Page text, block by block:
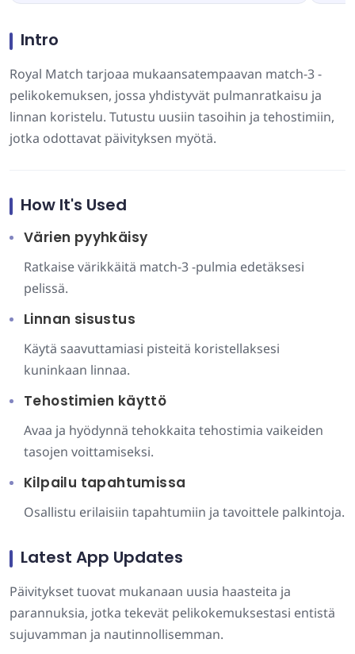
Intro
Royal Match tarjoaa mukaansatempaavan match-3 -
pelikokemuksen, jossa yhdistyvät pulmanratkaisu ja
linnan koristelu. Tutustu uusiin tasoihin ja tehostimiin,
jotka odottavat päivityksen myötä.
How It's Used
Värien pyyhkäisy
Ratkaise värikkäitä match-3 -pulmia edetäksesi
pelissä.
Linnan sisustus
Käytä saavuttamiasi pisteitä koristellaksesi
kuninkaan linnaa.
Tehostimien käyttö
Avaa ja hyödynnä tehokkaita tehostimia vaikeiden
tasojen voittamiseksi.
Kilpailu tapahtumissa
Osallistu erilaisiin tapahtumiin ja tavoittele palkintoja.
Latest App Updates
Päivitykset tuovat mukanaan uusia haasteita ja
parannuksia, jotka tekevät pelikokemuksestasi entistä
sujuvamman ja nautinnollisemman.